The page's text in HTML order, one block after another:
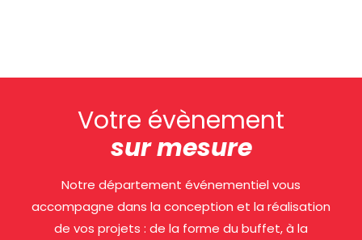
Votre évènement
sur mesure
Notre département événementiel vous
accompagne dans la conception et la réalisation
de vos projets : de la forme du buffet, à la